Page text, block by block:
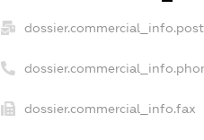
dossier.commercial_info.fax